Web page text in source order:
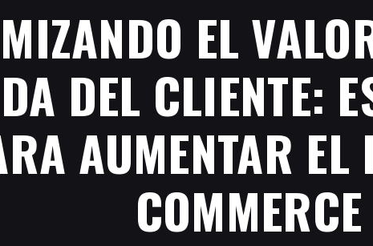
EL
DEL CLIENTE:
AUMENTAR EL
COMMERCE